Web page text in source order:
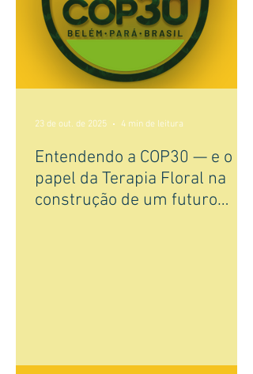
Entendendo a COP30 — e o
papel da Terapia Floral na
construção de um futuro
23 de out. de 2025 4 min de leitura